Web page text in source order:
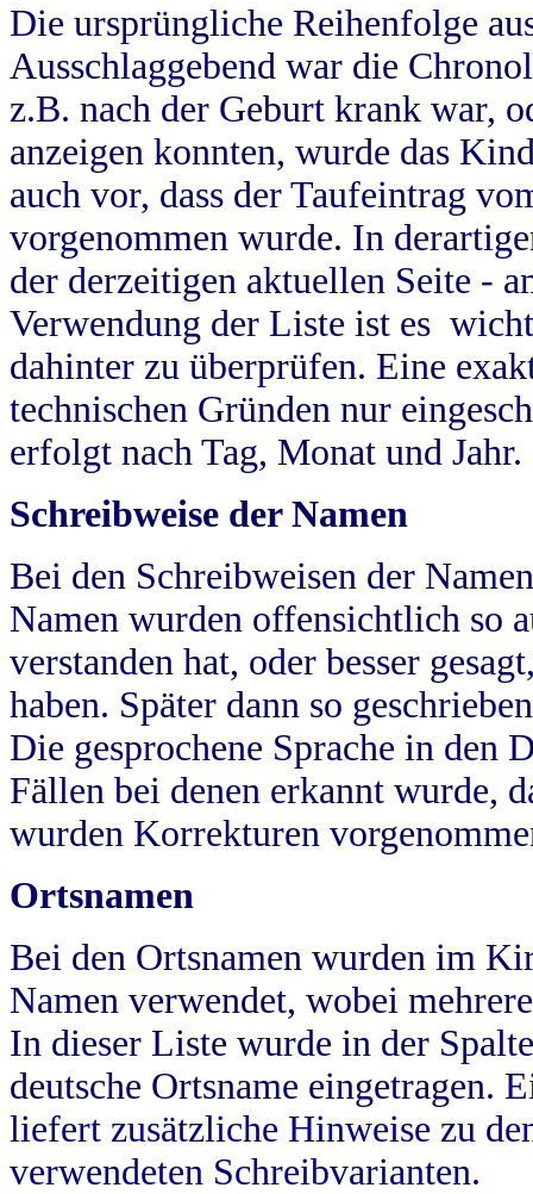
Die ursprüngliche Reihenfolge
Ausschlaggebend war die
z.B. nach der Geburt krank war,
anzeigen konnten, wurde das
auch vor, dass der Taufeintrag
vorgenommen wurde. In
der derzeitigen aktuellen Seite -
Verwendung der Liste ist es
dahinter zu überprüfen. Eine
technischen Gründen nur
erfolgt nach Tag, Monat und Jahr.
Schreibweise der Namen
Bei den Schreibweisen der
Namen wurden offensichtlich so
verstanden hat, oder besser
haben. Später dann so
Die gesprochene Sprache in
Fällen bei denen erkannt wurde,
wurden Korrekturen
Ortsnamen
Bei den Ortsnamen wurden im
Namen verwendet, wobei
In dieser Liste wurde in der
deutsche Ortsname eingetragen.
liefert zusätzliche Hinweise zu
verwendeten Schreibvarianten.